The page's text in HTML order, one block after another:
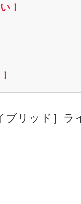
！
ブリッド］ラ